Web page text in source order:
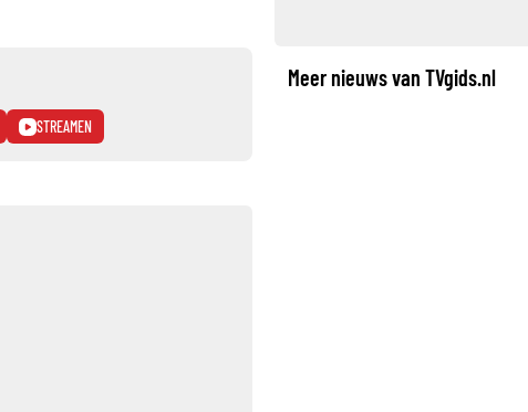
STREAMEN
Meer nieuws van TVgids.nl